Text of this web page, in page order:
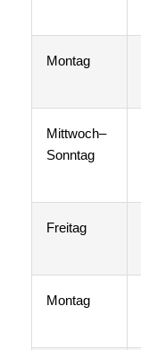
Montag
Mittwoch–
Sonntag
Freitag
Montag